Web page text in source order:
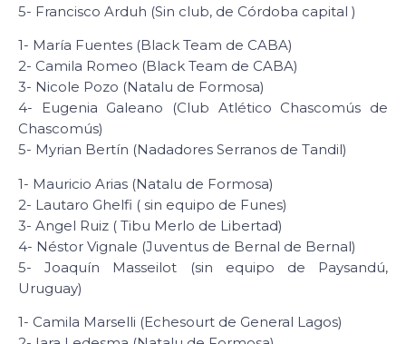
5- Francisco Arduh (Sin club, de Córdoba capital )
1- María Fuentes (Black Team de CABA)
2- Camila Romeo (Black Team de CABA)
3- Nicole Pozo (Natalu de Formosa)
4- Eugenia Galeano (Club Atlético Chascomús de
Chascomús)
5- Myrian Bertín (Nadadores Serranos de Tandil)
1- Mauricio Arias (Natalu de Formosa)
2- Lautaro Ghelfi ( sin equipo de Funes)
3- Angel Ruiz ( Tibu Merlo de Libertad)
4- Néstor Vignale (Juventus de Bernal de Bernal)
5- Joaquín Masseilot (sin equipo de Paysandú,
Uruguay)
1- Camila Marselli (Echesourt de General Lagos)